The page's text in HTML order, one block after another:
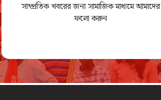
সাম্প্রতিক খবরের জন্য সামাজিক মাধ্যমে আমাদের
ফলো করুন